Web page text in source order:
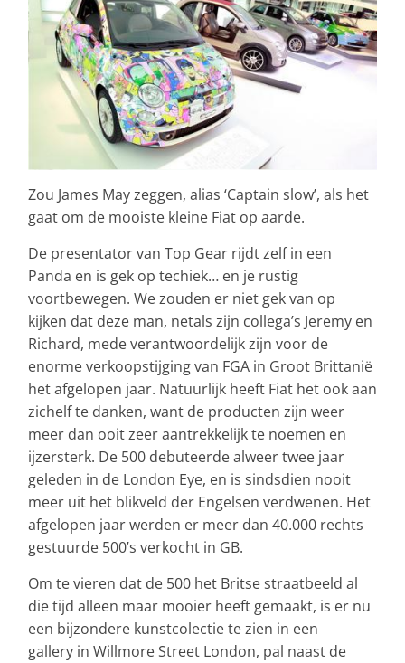
Zou James May zeggen, alias ‘Captain slow’, als het
gaat om de mooiste kleine Fiat op aarde.
De presentator van Top Gear rijdt zelf in een
Panda en is gek op techiek… en je rustig
voortbewegen. We zouden er niet gek van op
kijken dat deze man, netals zijn collega’s Jeremy en
Richard, mede verantwoordelijk zijn voor de
enorme verkoopstijging van FGA in Groot Brittanië
het afgelopen jaar. Natuurlijk heeft Fiat het ook aan
zichelf te danken, want de producten zijn weer
meer dan ooit zeer aantrekkelijk te noemen en
ijzersterk. De 500 debuteerde alweer twee jaar
geleden in de London Eye, en is sindsdien nooit
meer uit het blikveld der Engelsen verdwenen. Het
afgelopen jaar werden er meer dan 40.000 rechts
gestuurde 500’s verkocht in GB.
Om te vieren dat de 500 het Britse straatbeeld al
die tijd alleen maar mooier heeft gemaakt, is er nu
een bijzondere kunstcolectie te zien in een
gallery in Willmore Street London, pal naast de